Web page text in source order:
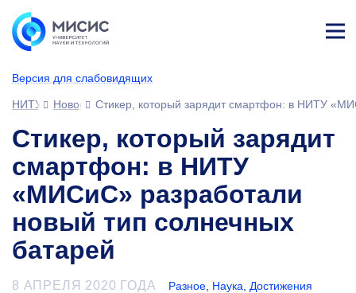
Версия для слабовидящих
ине
НИТУ МИСИС
НовостиСтикер, который зарядит смартфон: в НИТУ
Стикер, который зарядит
смартфон: в НИТУ
«МИСиС» разработали
новый тип солнечных
батарей
8 АПРЕЛЯ 2020 ГОДА Разное Наука
Достижения